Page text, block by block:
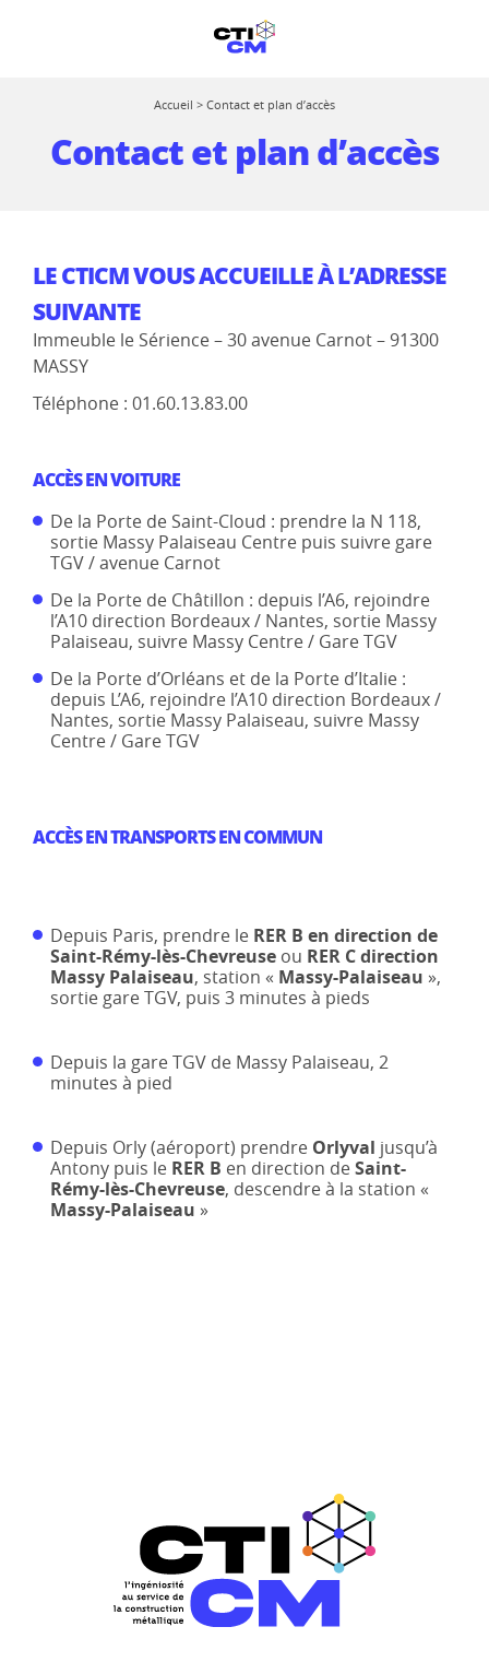
Accueil > Contact et plan d’accès
Contact et plan d’accès
LE CTICM VOUS ACCUEILLE À L’ADRESSE
SUIVANTE
Immeuble le Sérience – 30 avenue Carnot – 91300
MASSY
Téléphone : 01.60.13.83.00
ACCÈS EN VOITURE
De la Porte de Saint-Cloud : prendre la N 118,
sortie Massy Palaiseau Centre puis suivre gare
TGV / avenue Carnot
De la Porte de Châtillon : depuis l’A6, rejoindre
l’A10 direction Bordeaux / Nantes, sortie Massy
Palaiseau, suivre Massy Centre / Gare TGV
De la Porte d’Orléans et de la Porte d’Italie :
depuis L’A6, rejoindre l’A10 direction Bordeaux /
Nantes, sortie Massy Palaiseau, suivre Massy
Centre / Gare TGV
ACCÈS EN TRANSPORTS EN COMMUN
Depuis Paris, prendre le RER B en direction de
Saint-Rémy-lès-Chevreuse ou RER C direction
Massy Palaiseau, station « Massy-Palaiseau »,
sortie gare TGV, puis 3 minutes à pieds
Depuis la gare TGV de Massy Palaiseau, 2
minutes à pied
Depuis Orly (aéroport) prendre Orlyval jusqu’à
Antony puis le RER B en direction deSaint-
Rémy-lès-Chevreuse, descendre à la station «
Massy-Palaiseau »